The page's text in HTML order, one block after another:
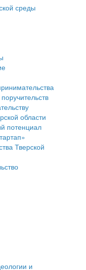
округа
учтенных
малого и
малого и
среды
области
потенциал
Тверской
и